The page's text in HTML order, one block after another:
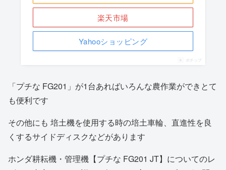
楽天市場
Yahooショッピング
ポチップ
「プチな FG201」が1台あればいろんな農作業ができとて
も便利です
その他にも 培土機を使用する時の培土車輪、直進性を良
くするサイドディスクなどがあります
ホンダ耕耘機・管理機【プチな FG201 JT】についてのレ